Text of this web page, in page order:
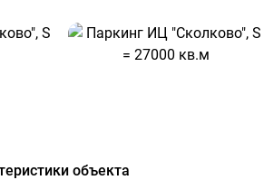
объекта